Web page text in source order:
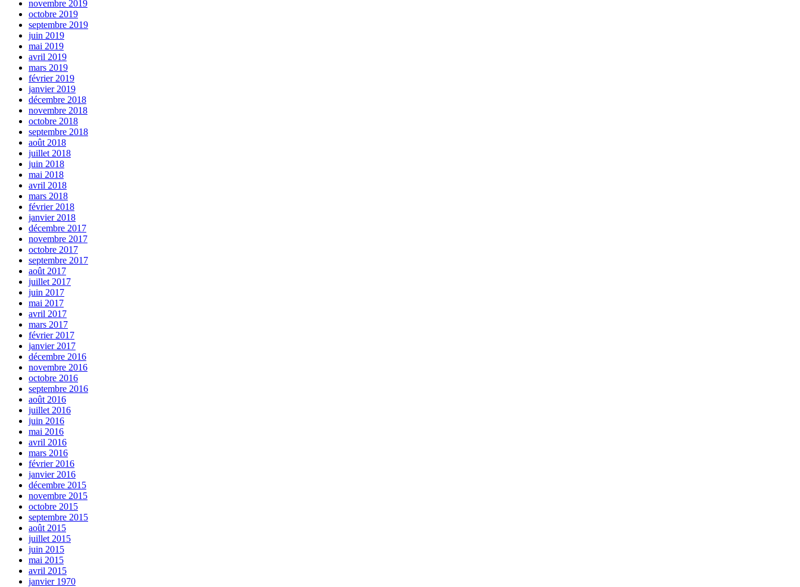
novembre 2019
octobre 2019
septembre 2019
juin 2019
mai 2019
avril 2019
mars 2019
février 2019
janvier 2019
décembre 2018
novembre 2018
octobre 2018
septembre 2018
août 2018
juillet 2018
juin 2018
mai 2018
avril 2018
mars 2018
février 2018
janvier 2018
décembre 2017
novembre 2017
octobre 2017
septembre 2017
août 2017
juillet 2017
juin 2017
mai 2017
avril 2017
mars 2017
février 2017
janvier 2017
décembre 2016
novembre 2016
octobre 2016
septembre 2016
août 2016
juillet 2016
juin 2016
mai 2016
avril 2016
mars 2016
février 2016
janvier 2016
décembre 2015
novembre 2015
octobre 2015
septembre 2015
août 2015
juillet 2015
juin 2015
mai 2015
avril 2015
janvier 1970